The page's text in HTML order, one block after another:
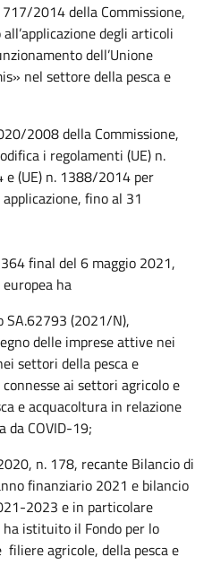
2014 della Commissione,
degli articoli
dell’Unione
nel settore della pesca e
2008 della Commissione,
i regolamenti (UE) n.
(UE) n. 1388/2014 per
fino al 31
final del 6 maggio 2021,
ha
(2021/N),
delle imprese attive nei
settori della pesca e
ai settori agricolo e
e acquacoltura in relazione
da COVID-19;
n. 178, recante Bilancio di
finanziario 2021 e bilancio
2023 e in particolare
ha istituito il Fondo per lo
agricole, della pesca e